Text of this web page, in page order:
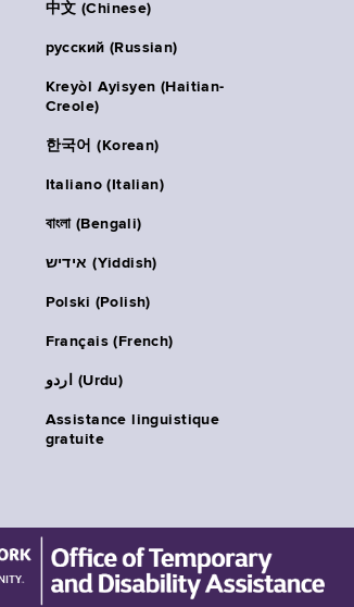
中文 (Chinese)
русский (Russian)
Kreyòl Ayisyen (Haitian-
Creole)
한국어 (Korean)
Italiano (Italian)
বাংলা (Bengali)
אידיש (Yiddish)
Polski (Polish)
Français (French)
اردو (Urdu)
Assistance linguistique
gratuite